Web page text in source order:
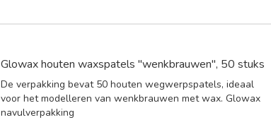
Glowax houten waxspatels "wenkbrauwen", 50 stuks
De verpakking bevat 50 houten wegwerpspatels, ideaal
voor het modelleren van wenkbrauwen met wax. Glowax
navulverpakking